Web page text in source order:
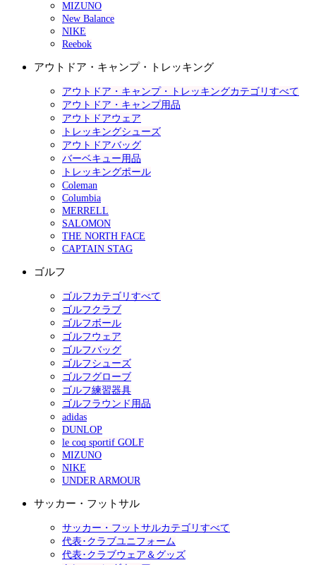
MIZUNO
New Balance
NIKE
Reebok
アウトドア・キャンプ・トレッキング
アウトドア・キャンプ・トレッキングカテゴリすべて
アウトドア・キャンプ用品
アウトドアウェア
トレッキングシューズ
アウトドアバッグ
バーベキュー用品
トレッキングポール
Coleman
Columbia
MERRELL
SALOMON
THE NORTH FACE
CAPTAIN STAG
ゴルフ
ゴルフカテゴリすべて
ゴルフクラブ
ゴルフボール
ゴルフウェア
ゴルフバッグ
ゴルフシューズ
ゴルフグローブ
ゴルフ練習器具
ゴルフラウンド用品
adidas
DUNLOP
le coq sportif GOLF
MIZUNO
NIKE
UNDER ARMOUR
サッカー・フットサル
サッカー・フットサルカテゴリすべて
代表･クラブユニフォーム
代表･クラブウェア＆グッズ